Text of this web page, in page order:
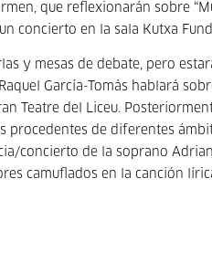
que reflexionarán sobre
concierto en la sala Kutxa
y mesas de debate, pero
García-Tomás hablará
Teatre del Liceu.
procedentes de diferentes
concierto de la soprano
camuflados en la canción